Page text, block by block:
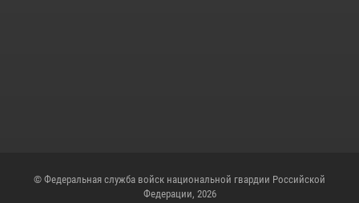
© Федеральная служба войск национальной гвардии Российской
Федерации, 2026